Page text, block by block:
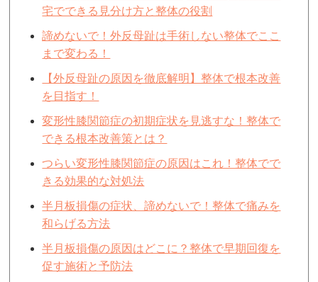
宅でできる見分け方と整体の役割
諦めないで！外反母趾は手術しない整体でここ
まで変わる！
【外反母趾の原因を徹底解明】整体で根本改善
を目指す！
変形性膝関節症の初期症状を見逃すな！整体で
できる根本改善策とは？
つらい変形性膝関節症の原因はこれ！整体でで
きる効果的な対処法
半月板損傷の症状、諦めないで！整体で痛みを
和らげる方法
半月板損傷の原因はどこに？整体で早期回復を
促す施術と予防法